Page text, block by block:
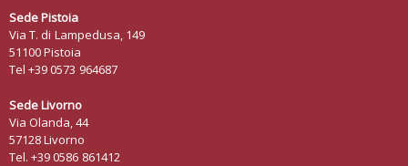
Sede Pistoia
Via T. di Lampedusa, 149
51100 Pistoia
Tel +39 0573 964687
Sede Livorno
Via Olanda, 44
57128 Livorno
Tel. +39 0586 861412